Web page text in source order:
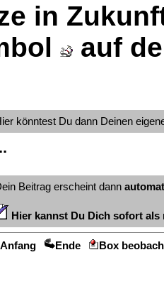
in
auf
könntest Du dann Deinen
Beitrag erscheint dann
Hier kannst Du Dich sofort
Anfang Ende Box